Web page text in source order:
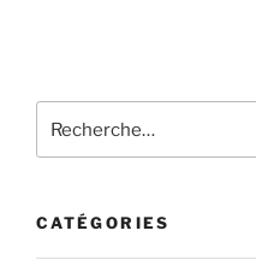
pour
CATÉGORIES